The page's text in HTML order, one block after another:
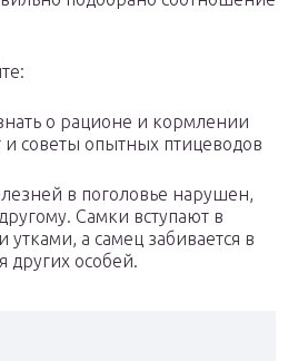
о рационе и кормлении
советы опытных птицеводов
в поголовье нарушен,
Самки вступают в
а самец забивается в
других особей.